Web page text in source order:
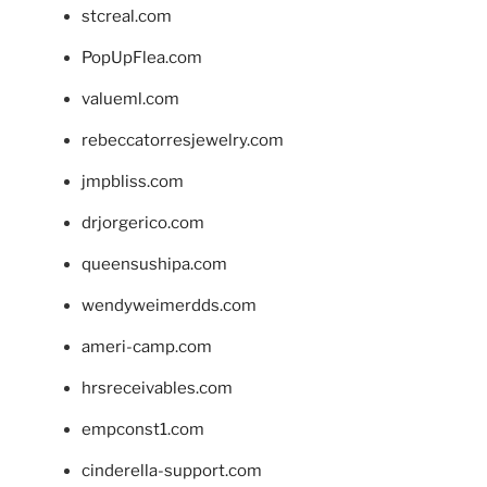
stcreal.com
PopUpFlea.com
valueml.com
rebeccatorresjewelry.com
jmpbliss.com
drjorgerico.com
queensushipa.com
wendyweimerdds.com
ameri-camp.com
hrsreceivables.com
empconst1.com
cinderella-support.com